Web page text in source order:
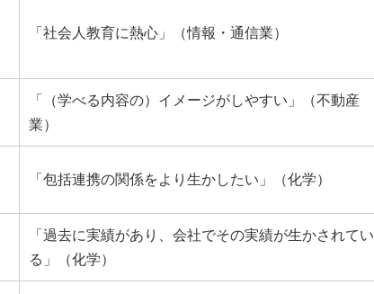
「社会人教育に熱心」（情報・通信業）
「（学べる内容の）イメージがしやすい」（不動産
業）
「包括連携の関係をより生かしたい」（化学）
「過去に実績があり、会社でその実績が生かされてい
る」（化学）